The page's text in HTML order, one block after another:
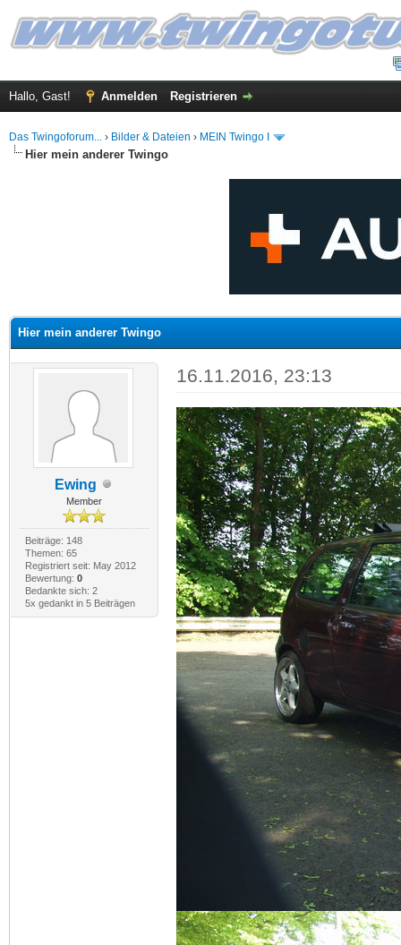
Hallo, Gast! Anmelden Registrieren
Das Twingoforum... › Bilder & Dateien › MEIN Twingo I
Hier mein anderer Twingo
Hier mein anderer Twingo
Ewing
Member
Beiträge: 148
Themen: 65
Registriert seit: May 2012
Bewertung: 0
Bedankte sich: 2
5x gedankt in 5 Beiträgen
16.11.2016, 23:13